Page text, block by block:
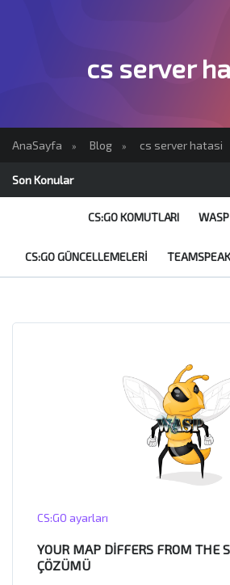
cs server
AnaSayfa » Blog » cs server hatasi
Son Konular
CS:GO KOMUTLARI
CS:GO GÜNCELLEMELERI
CS:GO ayarları
YOUR MAP DIFFERS FROM THE
ÇÖZÜMÜ